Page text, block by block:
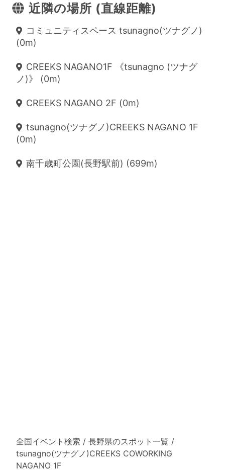
近隣の場所 (直線距離)
コミュニティスペース tsunagno(ツナグノ)
(0m)
CREEKS NAGANO1F 《tsunagno (ツナグ
ノ)》 (0m)
CREEKS NAGANO 2F (0m)
tsunagno(ツナグノ)CREEKS NAGANO 1F
(0m)
南千歳町公園(長野駅前) (699m)
全国イベント検索 / 長野県のスポット一覧 /
tsunagno(ツナグノ)CREEKS COWORKING
NAGANO 1F